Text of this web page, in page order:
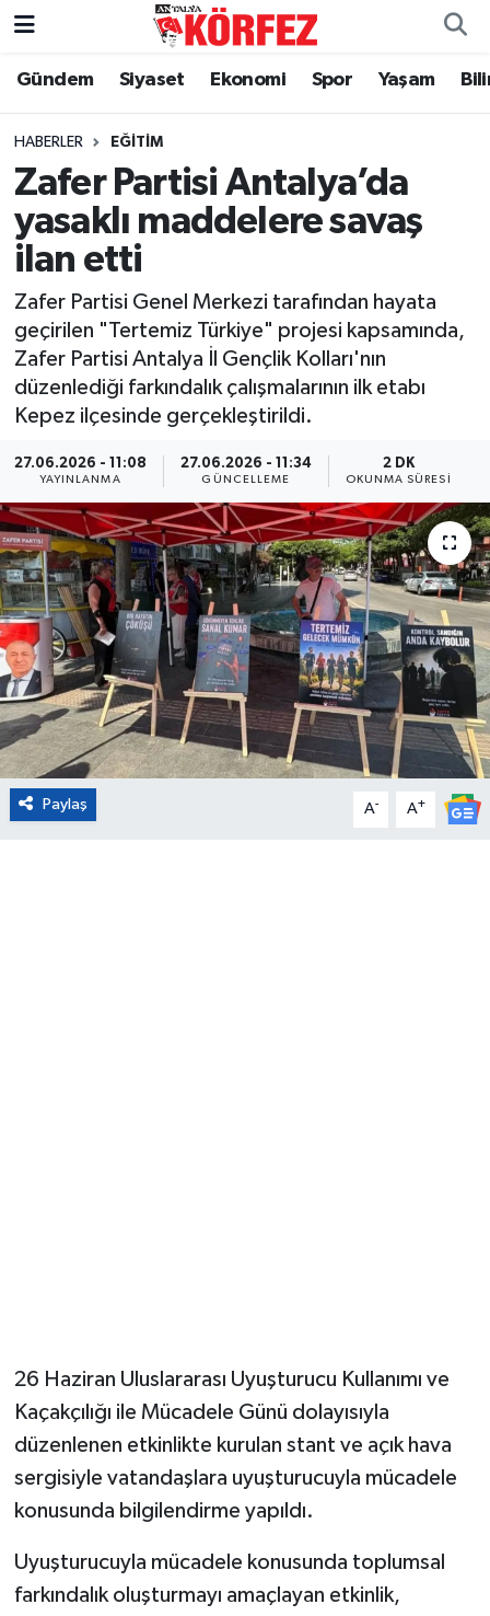
Gündem Siyaset Ekonomi Spor Yaşam
HABERLER EĞITIM
Zafer Partisi Antalya’da
yasaklı maddelere savaş
ilan etti
Zafer Partisi Genel Merkezi tarafından hayata
geçirilen "Tertemiz Türkiye" projesi kapsamında,
Zafer Partisi Antalya İl Gençlik Kolları'nın
düzenlediği farkındalık çalışmalarının ilk etabı
Kepez ilçesinde gerçekleştirildi.
27.06.2026 - 11:08
YAYINLANMA
27.06.2026 - 11:34
GÜNCELLEME
2 DK
OKUNMA SÜRESI
Paylaş A- A+
26 Haziran Uluslararası Uyuşturucu Kullanımı ve
Kaçakçılığı ile Mücadele Günü dolayısıyla
düzenlenen etkinlikte kurulan stant ve açık hava
sergisiyle vatandaşlara uyuşturucuyla mücadele
konusunda bilgilendirme yapıldı.
Uyuşturucuyla mücadele konusunda toplumsal
farkındalık oluşturmayı amaçlayan etkinlik,
Gündem
Siyaset
Yerel Yönetim
Ekonomi
Spor
Yaşam
Asayiş
Dünya
Eğitim
Sağlık
Magazin
Turizm
Çevre
Kültür ve Sanat
Nöbetçi Eczaneler
Hava Durumu
Trafik Durumu
Süper Lig Puan Durumu ve Fikstür
Tüm Manşetler
Son Dakika Haberleri
Haber Arşivi